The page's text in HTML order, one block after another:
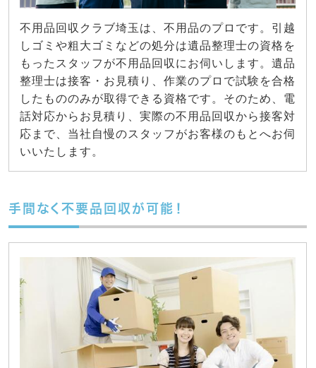
不用品回収クラブ埼玉は、不用品のプロです。引越
しゴミや粗大ゴミなどの処分は遺品整理士の資格を
もったスタッフが不用品回収にお伺いします。遺品
整理士は接客・お見積り、作業のプロで試験を合格
したもののみが取得できる資格です。そのため、電
話対応からお見積り、実際の不用品回収から接客対
応まで、当社自慢のスタッフがお客様のもとへお伺
いいたします。
手間なく不要品回収が可能！